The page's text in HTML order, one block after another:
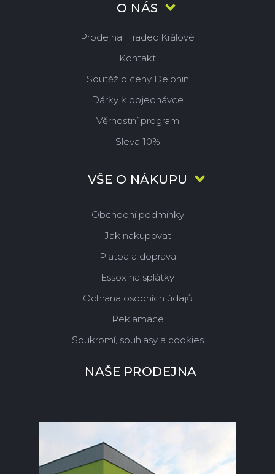
O NÁS
Prodejna Hradec Králové
Kontakt
Soutěž o ceny Delphin
Dárky k objednávce
Věrnostní program
Sleva 10%
VŠE O NÁKUPU
Obchodní podmínky
Jak nakupovat
Platba a doprava
Essox na splátky
Ochrana osobních údajů
Reklamace
Soukromí, souhlasy a cookies
NAŠE PRODEJNA